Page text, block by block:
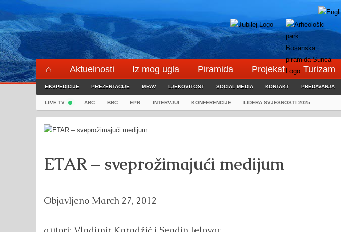
Skip
to
content
⌂ Aktuelnosti Iz mog ugla Piramida Projekat Turizam
Blogeri
⌖
EKSPEDICIJE PREZENTACIJE MRAV LJEKOVITOST SOCIAL MEDIA KONTAKT PREDAVANJA
LIVE TV ABC BBC EPR INTERVJUI KONFERENCIJE LIDERA SVJESNOSTI 2025
ETAR – sveprožimajući medijum
Objavljeno March 27, 2012